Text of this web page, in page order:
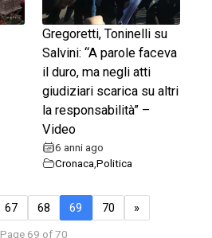
Gregoretti, Toninelli su
Salvini: “A parole faceva
il duro, ma negli atti
giudiziari scarica su altri
la responsabilità” –
Video
6 anni ago
Cronaca,Politica
67 68 69 70 »
Page 69 of 70